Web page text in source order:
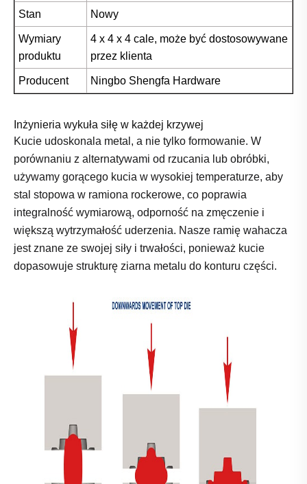
Stan Nowy
Wymiary
produktu
4 x 4 x 4 cale, może być dostosowywane
przez klienta
Producent Ningbo Shengfa Hardware
Inżynieria wykuła siłę w każdej krzywej
Kucie udoskonala metal, a nie tylko formowanie. W
porównaniu z alternatywami od rzucania lub obróbki,
używamy gorącego kucia w wysokiej temperaturze, aby
stal stopowa w ramiona rockerowe, co poprawia
integralność wymiarową, odporność na zmęczenie i
większą wytrzymałość uderzenia. Nasze ramię wahacza
jest znane ze swojej siły i trwałości, ponieważ kucie
dopasowuje strukturę ziarna metalu do konturu części.